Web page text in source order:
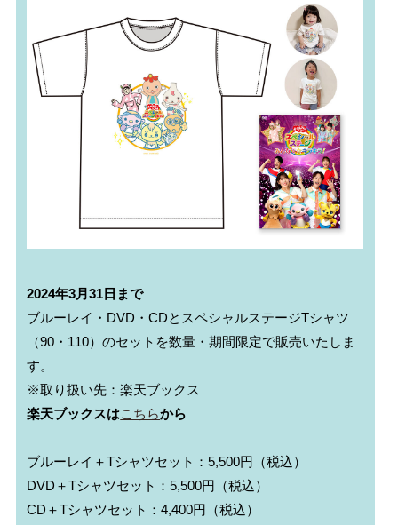
2024年3月31日まで
ブルーレイ・DVD・CDとスペシャルステージTシャツ
（90・110）のセットを数量・期間限定で販売いたしま
す。
楽天ブックスはこちらから
ブルーレイ＋Tシャツセット：5,500円（税込）
DVD＋Tシャツセット：5,500円（税込）
CD＋Tシャツセット：4,400円（税込）